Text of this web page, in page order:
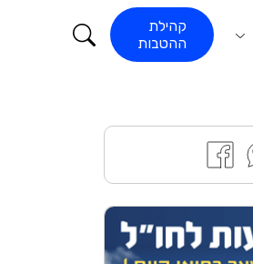
קהילת
ההטבות